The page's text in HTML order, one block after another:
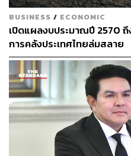
ตลอดจนเงินทุนสำรองระหว่า
เทียบกับภาระหนี้ต่างประเทศ
ความเสี่ยงด้านสภาพคล่องต่าง
อยู่ในระดับจำกัด
สุดท้ายนี้ ปัจจัยสำคัญที่ R&I
การจัดอันดับความน่าเชื่อถือ
การปรับโครงสร้างเศรษฐกิ
ซึ่งจะมีบทบาทสำคัญต่อความ
ประเทศและศักยภาพการแข่
BUSINESS / ECONOMIC
เปิดแผลงบประมาณปี 2570
การคลังประเทศไทยล่มสลาย